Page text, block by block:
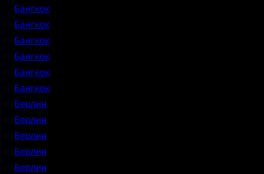
Бангкок
Бангкок
Бангкок
Бангкок
Бангкок
Бангкок
Берлин
Берлин
Берлин
Берлин
Берлин